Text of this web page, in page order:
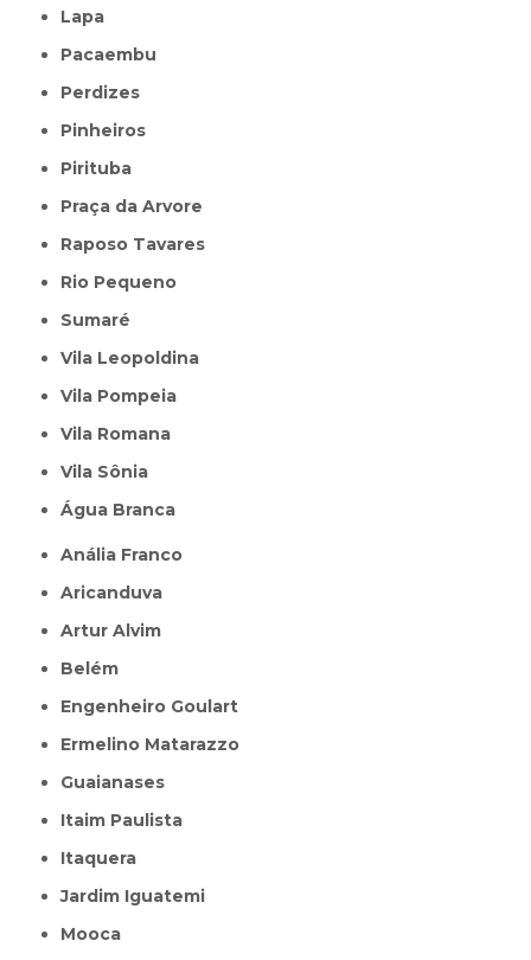
Lapa
Pacaembu
Perdizes
Pinheiros
Pirituba
Praça da Arvore
Raposo Tavares
Rio Pequeno
Sumaré
Vila Leopoldina
Vila Pompeia
Vila Romana
Vila Sônia
Água Branca
Anália Franco
Aricanduva
Artur Alvim
Belém
Engenheiro Goulart
Ermelino Matarazzo
Guaianases
Itaim Paulista
Itaquera
Jardim Iguatemi
Mooca